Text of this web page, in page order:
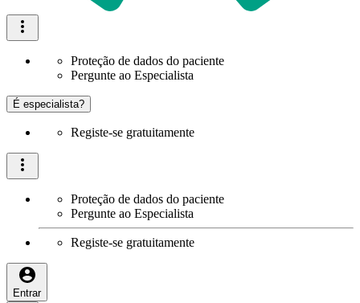
Proteção de dados do paciente
Pergunte ao Especialista
É especialista?
Registe-se gratuitamente
Proteção de dados do paciente
Pergunte ao Especialista
Registe-se gratuitamente
Entrar